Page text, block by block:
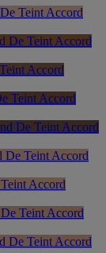
Teint Accord
De Teint Accord
Accord
Teint Accord
De Teint Accord
De Teint Accord
Accord
Teint Accord
De Teint Accord